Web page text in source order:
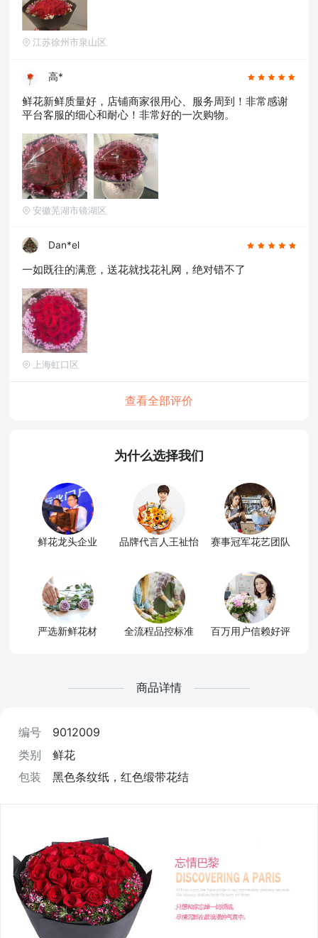
江苏徐州市泉山区
高*
鲜花新鲜质量好，店铺商家很用心、服务周到！非常感谢
平台客服的细心和耐心！非常好的一次购物。
安徽芜湖市镜湖区
Dan*el
一如既往的满意，送花就找花礼网，绝对错不了
上海虹口区
查看全部评价
为什么选择我们
鲜花龙头企业 品牌代言人王祉怡 赛事冠军花艺团队
严选新鲜花材 全流程品控标准 百万用户信赖好评
商品详情
编号
9012009
类别
鲜花
包装
黑色条纹纸，红色缎带花结